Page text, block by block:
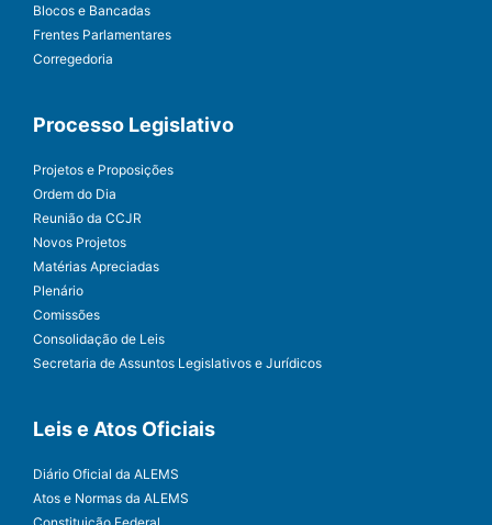
Blocos e Bancadas
Frentes Parlamentares
Corregedoria
Processo Legislativo
Projetos e Proposições
Ordem do Dia
Reunião da CCJR
Novos Projetos
Matérias Apreciadas
Plenário
Comissões
Consolidação de Leis
Secretaria de Assuntos Legislativos e Jurídicos
Leis e Atos Oficiais
Diário Oficial da ALEMS
Atos e Normas da ALEMS